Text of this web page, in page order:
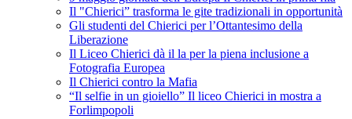
Il "Chierici” trasforma le gite tradizionali in opportunità
Gli studenti del Chierici per l’Ottantesimo della
Liberazione
Il Liceo Chierici dà il la per la piena inclusione a
Fotografia Europea
Il Chierici contro la Mafia
“Il selfie in un gioiello” Il liceo Chierici in mostra a
Forlimpopoli